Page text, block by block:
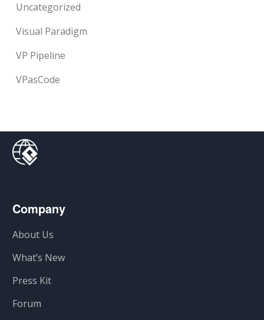
Uncategorized
Visual Paradigm
VP Pipeline
VPasCode
Company
About Us
What’s New
Press Kit
Forum